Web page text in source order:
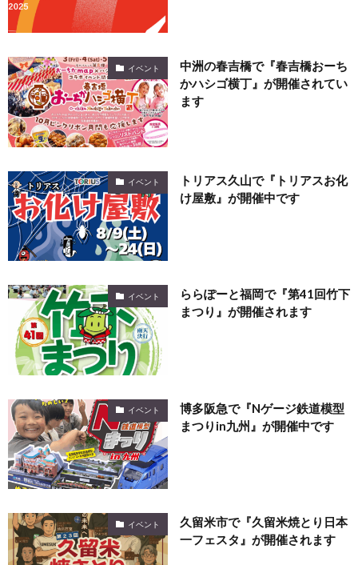
イベント
中洲の春吉橋で『春吉橋おーち
かハシゴ横丁』が開催されてい
ます
イベント
トリアス久山で『トリアスお化
け屋敷』が開催中です
イベント
ららぽーと福岡で『第41回竹下
まつり』が開催されます
イベント
博多阪急で『Nゲージ鉄道模型
まつりin九州』が開催中です
イベント
久留米市で『久留米焼とり日本
一フェスタ』が開催されます